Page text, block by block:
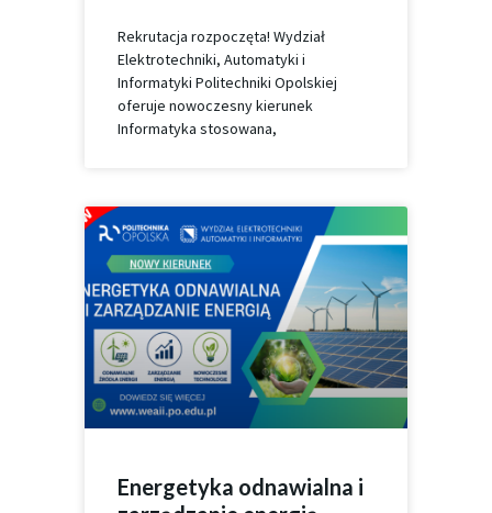
Rekrutacja rozpoczęta! Wydział
Elektrotechniki, Automatyki i
Informatyki Politechniki Opolskiej
oferuje nowoczesny kierunek
Informatyka stosowana,
Energetyka odnawialna i